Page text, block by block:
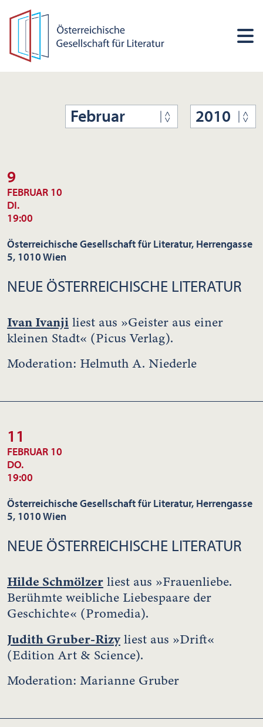
Februar 2010
9
FEBRUAR 10
DI.
19:00
Österreichische Gesellschaft für Literatur, Herrengasse
5, 1010 Wien
NEUE ÖSTERREICHISCHE LITERATUR
Ivan Ivanji liest aus »Geister aus einer
kleinen Stadt« (Picus Verlag).
Moderation: Helmuth A. Niederle
11
FEBRUAR 10
DO.
19:00
Österreichische Gesellschaft für Literatur, Herrengasse
5, 1010 Wien
NEUE ÖSTERREICHISCHE LITERATUR
Hilde Schmölzer liest aus »Frauenliebe.
Berühmte weibliche Liebespaare der
Geschichte« (Promedia).
Judith Gruber-Rizyliest aus »Drift«
(Edition Art & Science).
Moderation: Marianne Gruber